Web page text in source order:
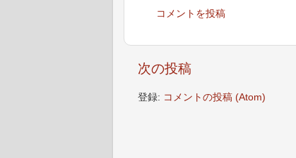
コメントを投稿
次の投稿
登録: コメントの投稿 (Atom)